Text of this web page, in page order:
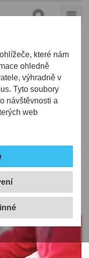
které nám
ohledně
výhradně v
Tyto soubory
návštěvnosti a
web
zlevňují,
ale patří k
dál zlevňují, v
stanic
týdnem byl o 15